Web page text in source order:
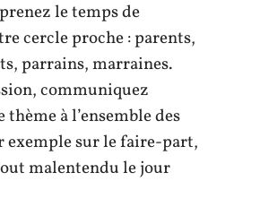
le temps de
cercle proche : parents,
parrains, marraines.
communiquez
à l’ensemble des
exemple sur le faire-part,
malentendu le jour